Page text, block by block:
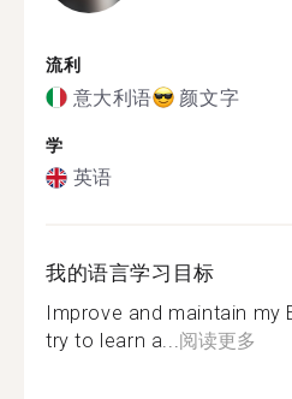
流利
意大利语 颜文字
学
英语
我的语言学习目标
Improve and maintain my
try to learn a...阅读更多